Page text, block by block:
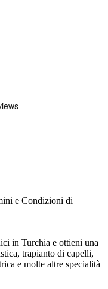
|
e Condizioni di
in Turchia e ottieni una
trapianto di capelli,
e molte altre specialità